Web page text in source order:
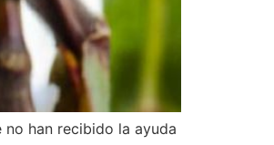
no han recibido la ayuda